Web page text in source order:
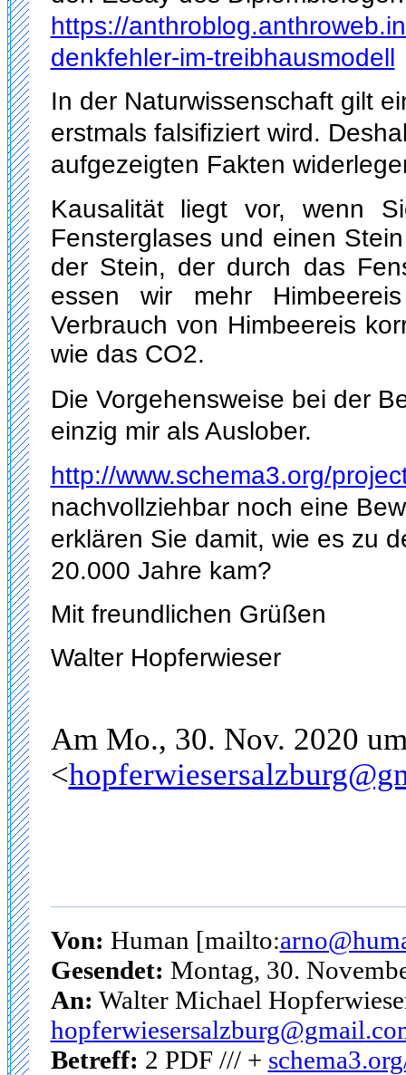
https://
denkfehler-im-treibhausmodell
In der Naturwissenschaft gilt
erstmals falsifiziert wird.
aufgezeigten Fakten
Kausalität liegt vor, wenn
Fensterglases und einen
der Stein, der durch das
essen wir mehr
Verbrauch von Himbeereis
wie das CO2.
Die Vorgehensweise bei der
einzig mir als Auslober.
http://www.schema3.org/
nachvollziehbar noch eine
erklären Sie damit, wie es zu
20.000 Jahre kam?
Mit freundlichen Grüßen
Walter Hopferwieser
Am Mo., 30. Nov. 2020
<
Von: Human [mailto:
Gesendet: Montag, 30.
An: Walter Michael
Betreff: 2 PDF /// +